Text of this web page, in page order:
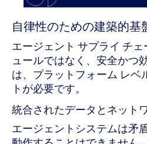
自律性のための建築的基
エージェント サプライ チ
ュールではなく、安全かつ
は、プラットフォーム レベ
トが必要です。
統合されたデータとネット
エージェントシステムは矛